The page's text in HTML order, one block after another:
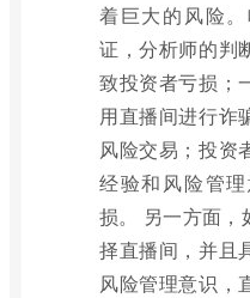
着巨大的风险
证，分析师的判
致投资者亏损；
用直播间进行诈
风险交易；投资
经验和风险管
损。 另一方面，
择直播间，并且
风险管理意识，